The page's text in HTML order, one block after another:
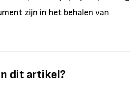
zijn in het behalen van
dit artikel?